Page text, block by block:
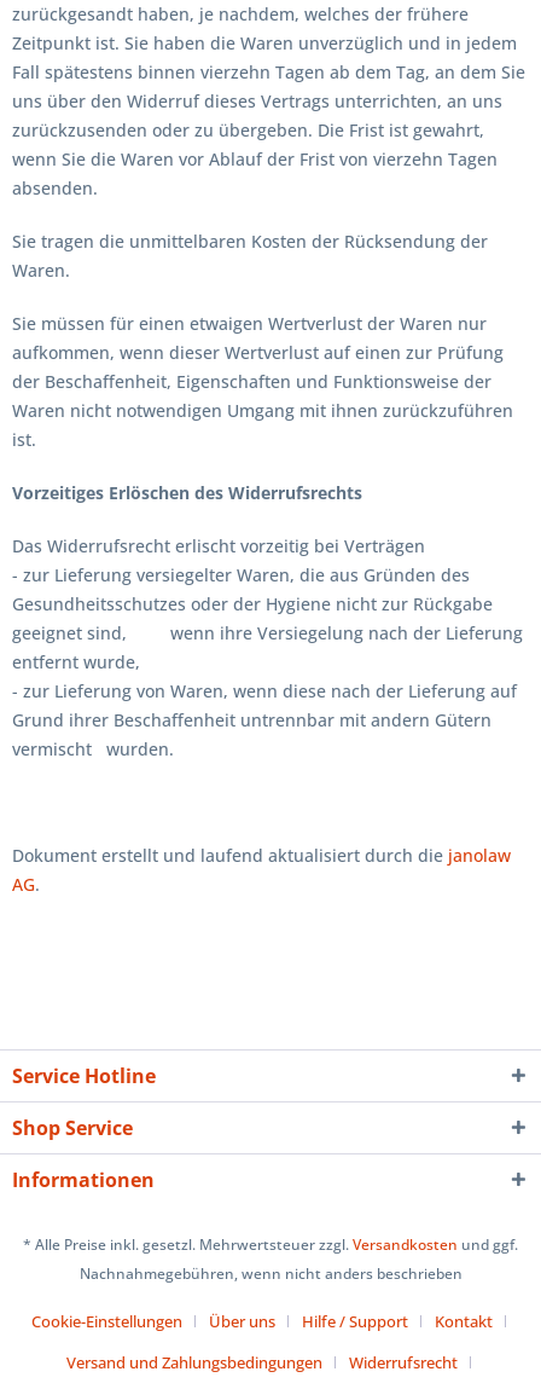
zurückgesandt haben, je nachdem, welches der frühere
Zeitpunkt ist. Sie haben die Waren unverzüglich und in jedem
Fall spätestens binnen vierzehn Tagen ab dem Tag, an dem Sie
uns über den Widerruf dieses Vertrags unterrichten, an uns
zurückzusenden oder zu übergeben. Die Frist ist gewahrt,
wenn Sie die Waren vor Ablauf der Frist von vierzehn Tagen
absenden.
Sie tragen die unmittelbaren Kosten der Rücksendung der
Waren.
Sie müssen für einen etwaigen Wertverlust der Waren nur
aufkommen, wenn dieser Wertverlust auf einen zur Prüfung
der Beschaffenheit, Eigenschaften und Funktionsweise der
Waren nicht notwendigen Umgang mit ihnen zurückzuführen
ist.
Vorzeitiges Erlöschen des Widerrufsrechts
Das Widerrufsrecht erlischt vorzeitig bei Verträgen
- zur Lieferung versiegelter Waren, die aus Gründen des
Gesundheitsschutzes oder der Hygiene nicht zur Rückgabe
geeignet sind, wenn ihre Versiegelung nach der Lieferung
entfernt wurde,
- zur Lieferung von Waren, wenn diese nach der Lieferung auf
Grund ihrer Beschaffenheit untrennbar mit andern Gütern
vermischt wurden.
Dokument erstellt und laufend aktualisiert durch die janolaw
AG.
Service Hotline
Shop Service
Informationen
* Alle Preise inkl. gesetzl. Mehrwertsteuer zzgl.Versandkosten und ggf.
Nachnahmegebühren, wenn nicht anders beschrieben
Cookie-Einstellungen Über uns Hilfe / Support
Kontakt
Versand und Zahlungsbedingungen
Widerrufsrecht